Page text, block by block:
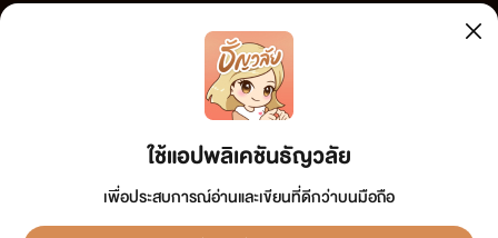
ใช้แอปพลิเคชันธัญวลัย
เพื่อประสบการณ์อ่านและเขียนที่ดีกว่าบนมือถือ
เว็บไซต์แห่งนี้ไม่ได้เห็นด้วยและไม่ขอรับผิดชอบต่อข้อความใดๆ ทั้งสิ้น ดังนั้นผู้อ่านทุกท่านโปรดใช้
วิจารณญาณในการกลั่นกรองด้วยตนเอง และหากท่านพบข้อความใดๆ ที่ขัดต่อกฎหมายและศีลธรรม
กรุณาแจ้งมาที่ tunwalai@ookbee.com เพื่อทีมงานจะได้ดำเนินการในทันที ทั้งนี้ ทางเว็บไซต์ขอสงวน
ลิขสิทธิ์ตามพระราชบัญญัติลิขสิทธิ์ (ฉบับเพิ่มเติม) พ.ศ.2558